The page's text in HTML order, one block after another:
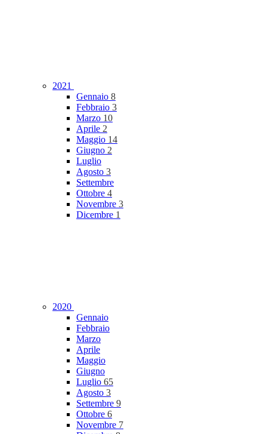
2021
Gennaio 8
Febbraio 3
Marzo 10
Aprile 2
Maggio 14
Giugno 2
Luglio
Agosto 3
Settembre
Ottobre 4
Novembre 3
Dicembre 1
2020
Gennaio
Febbraio
Marzo
Aprile
Maggio
Giugno
Luglio 65
Agosto 3
Settembre 9
Ottobre 6
Novembre 7